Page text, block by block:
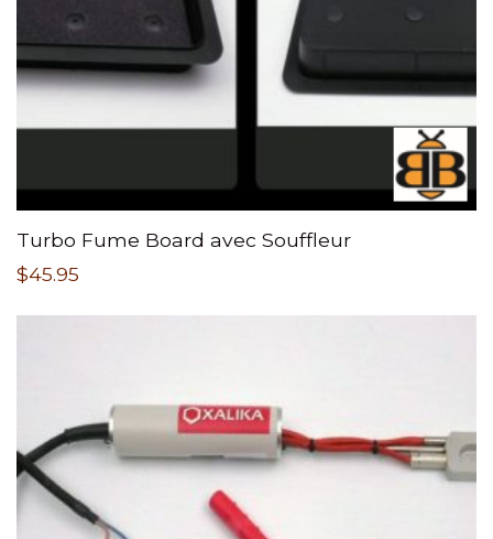
Turbo Fume Board avec Souffleur
$45.95